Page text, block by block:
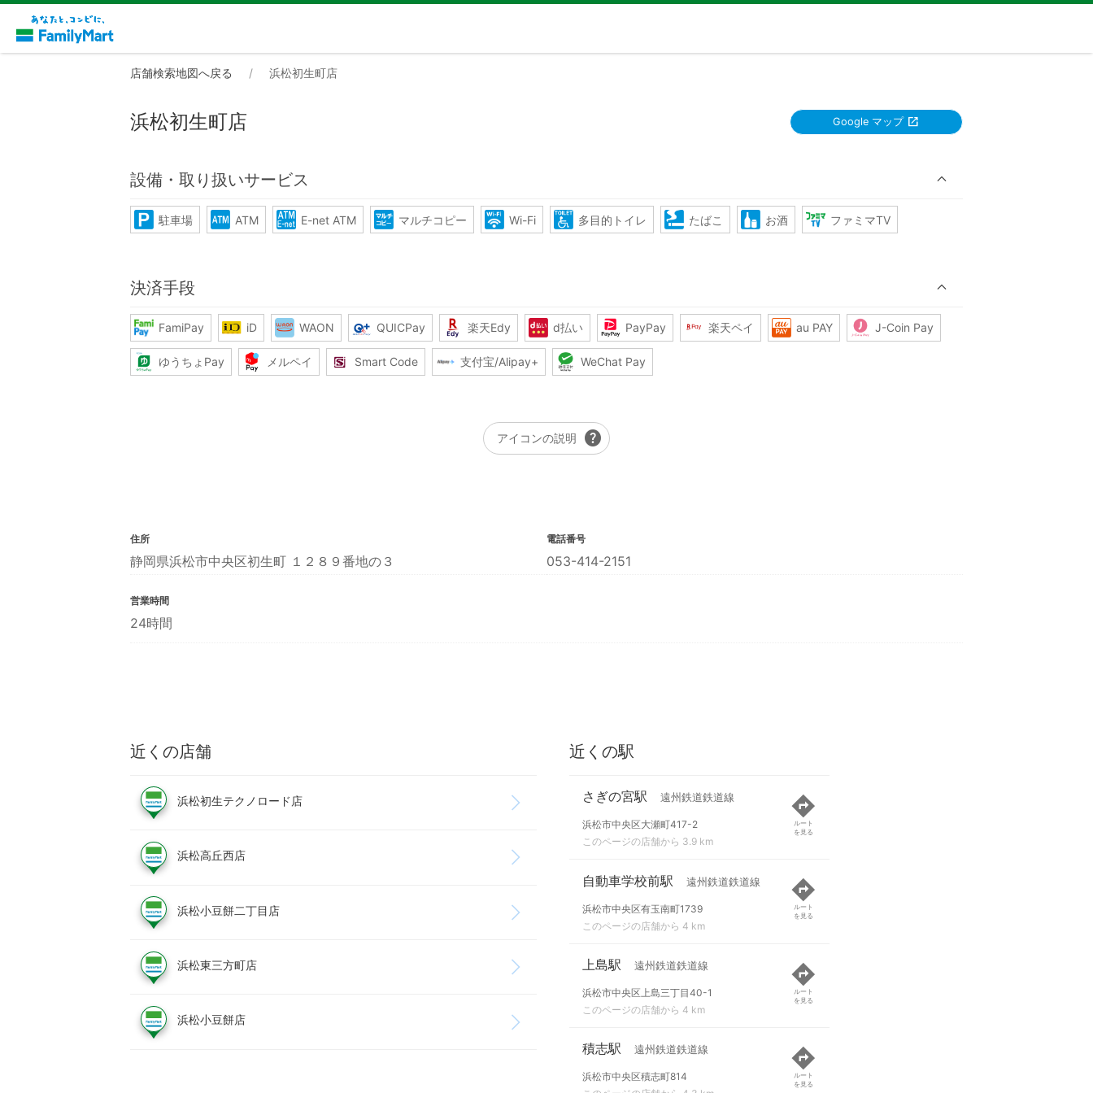
店舗検索地図へ戻る 浜松初生町店
浜松初生町店 Google マップ
設備・取り扱いサービス
駐車場 ATM E-net ATM マルチコピー Wi-Fi 多目的トイレ たばこ お酒 ファミマTV
決済手段
FamiPay iD WAON QUICPay 楽天Edy d払い PayPay 楽天ペイ au PAY J-Coin Pay
ゆうちょPay メルペイ Smart Code 支付宝/Alipay+ WeChat Pay
アイコンの説明 help
住所
静岡県浜松市中央区初生町 １２８９番地の３
電話番号
053-414-2151
営業時間
24時間
近くの店舗
浜松初生テクノロード店
浜松高丘西店
浜松小豆餅二丁目店
浜松東三方町店
浜松小豆餅店
近くの駅
さぎの宮駅 遠州鉄道鉄道線
浜松市中央区大瀬町417-2
このページの店舗から 3.9 km
ルート
を見る
自動車学校前駅 遠州鉄道鉄道線
浜松市中央区有玉南町1739
このページの店舗から 4 km
ルート
を見る
上島駅 遠州鉄道鉄道線
浜松市中央区上島三丁目40-1
このページの店舗から 4 km
ルート
を見る
積志駅 遠州鉄道鉄道線
浜松市中央区積志町814
ルート
を見る